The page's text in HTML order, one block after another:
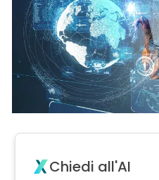
Chiedi all'AI